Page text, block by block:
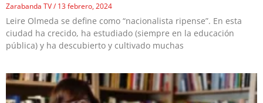
Zarabanda TV 13 febrero, 2024
Leire Olmeda se define como “nacionalista ripense”. En esta
ciudad ha crecido, ha estudiado (siempre en la educación
pública) y ha descubierto y cultivado muchas